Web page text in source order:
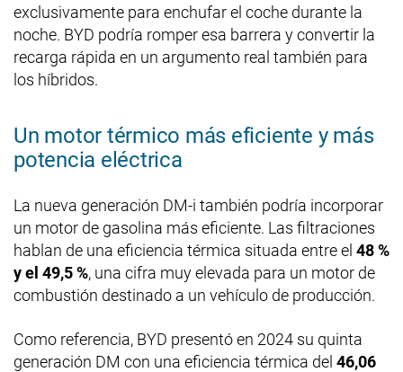
exclusivamente para enchufar el coche durante la
noche. BYD podría romper esa barrera y convertir la
recarga rápida en un argumento real también para
los híbridos.
Un motor térmico más eficiente y más
potencia eléctrica
La nueva generación DM-i también podría incorporar
un motor de gasolina más eficiente. Las filtraciones
hablan de una eficiencia térmica situada entre el 48 %
y el 49,5 %, una cifra muy elevada para un motor de
combustión destinado a un vehículo de producción.
Como referencia, BYD presentó en 2024 su quinta
generación DM con una eficiencia térmica del 46,06